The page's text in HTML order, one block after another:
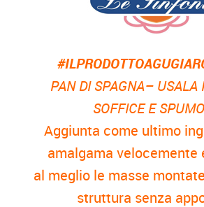
PAN DI SPAGNA– USALA
SOFFICE E
Aggiunta come ultimo
amalgama velocemente
al meglio le masse
struttura senza